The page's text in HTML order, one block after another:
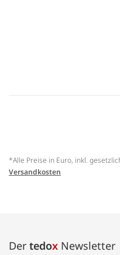
*Alle Preise in Euro, inkl.
Versandkosten
Der tedox Newsletter